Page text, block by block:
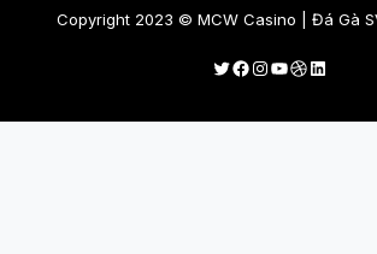
Copyright 2023 © MCW Casino | Đá Gà
Twitter
Facebook
Instagram
Youtube
Dribbble
LinkedIn